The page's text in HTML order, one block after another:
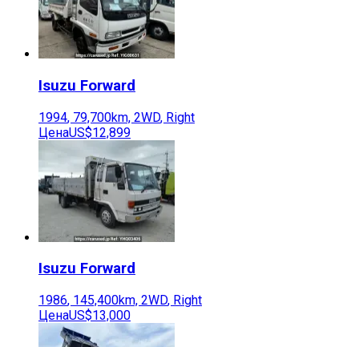
Isuzu Forward
1994, 79,700km, 2WD, Right
ЦенаUS$12,899
Isuzu Forward
1986, 145,400km, 2WD, Right
ЦенаUS$13,000